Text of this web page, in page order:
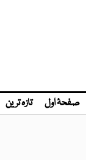
صفحۂ اول تازہ ترین